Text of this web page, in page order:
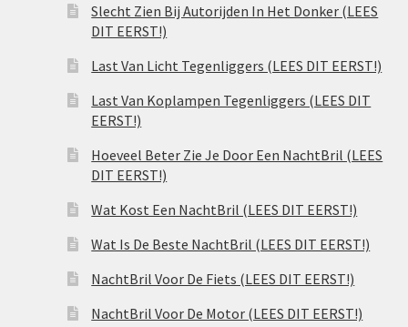
Slecht Zien Bij Autorijden In Het Donker (LEES
DIT EERST!)
Last Van Licht Tegenliggers (LEES DIT EERST!)
Last Van Koplampen Tegenliggers (LEES DIT
EERST!)
Hoeveel Beter Zie Je Door Een NachtBril (LEES
DIT EERST!)
Wat Kost Een NachtBril (LEES DIT EERST!)
Wat Is De Beste NachtBril (LEES DIT EERST!)
NachtBril Voor De Fiets (LEES DIT EERST!)
NachtBril Voor De Motor (LEES DIT EERST!)